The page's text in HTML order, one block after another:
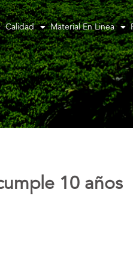
Calidad Material En Linea
10 años